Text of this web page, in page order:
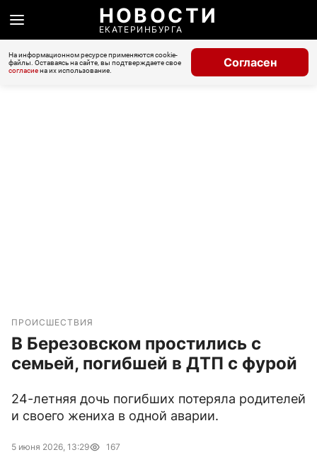
НОВОСТИ
ЕКАТЕРИНБУРГА
На информационном ресурсе применяются cookie-
файлы. Оставаясь на сайте, вы подтверждаете свое
согласиена их использование.
Согласен
ПРОИСШЕСТВИЯ
В Березовском простились с
семьей, погибшей в ДТП с фурой
24-летняя дочь погибших потеряла родителей
и своего жениха в одной аварии.
5 июня 2026, 13:29 167